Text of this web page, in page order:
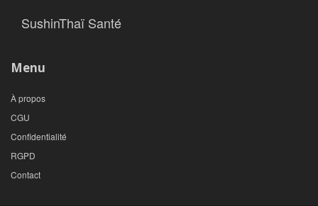
SushinThaï Santé
Menu
À propos
CGU
Confidentialité
RGPD
Contact